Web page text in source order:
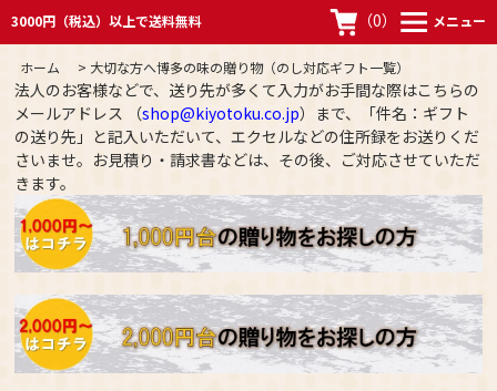
3000円（税込）以上で送料無料 （0） メニュー
ホーム > 大切な方へ博多の味の贈り物（のし対応ギフト一覧）
法人のお客様などで、送り先が多くて入力がお手間な際はこちらの
メールアドレス （shop@kiyotoku.co.jp）まで、「件名：ギフト
の送り先」と記入いただいて、エクセルなどの住所録をお送りくだ
さいませ。お見積り・請求書などは、その後、ご対応させていただ
きます。